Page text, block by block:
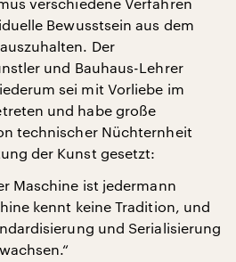
Bewusstsein aus dem
Der
und Bauhaus-Lehrer
sei mit Vorliebe im
und habe große
technischer Nüchternheit
der Kunst gesetzt:
Maschine ist jedermann
kennt keine Tradition, und
und Serialisierung